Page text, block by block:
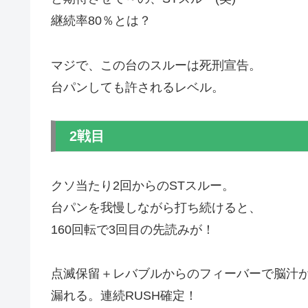
継続率80％とは？
マジで、この台のスルーは死刑宣告。
台パンしても許されるレベル。
2戦目
クソ当たり2回からのSTスルー。
台パンを我慢しながら打ち続けると、
160回転で3回目の先読みが！
点滅保留＋レバブルからのフィーバーで脳汁
漏れる。連続RUSH確定！